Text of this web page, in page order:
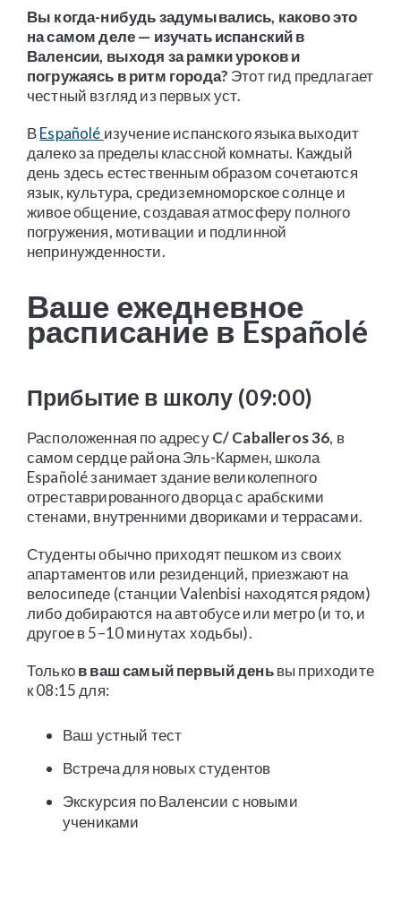
Вы когда-нибудь задумывались, каково это
на самом деле — изучать испанский в
Валенсии, выходя за рамки уроков и
погружаясь в ритм города? Этот гид предлагает
честный взгляд из первых уст.
ВEspañolé изучение испанского языка выходит
далеко за пределы классной комнаты. Каждый
день здесь естественным образом сочетаются
язык, культура, средиземноморское солнце и
живое общение, создавая атмосферу полного
погружения, мотивации и подлинной
непринужденности.
Ваше ежедневное
расписание в Españolé
Прибытие в школу (09:00)
Расположенная по адресуC/ Caballeros 36, в
самом сердце района Эль-Кармен, школа
Españolé занимает здание великолепного
отреставрированного дворца с арабскими
стенами, внутренними двориками и террасами.
Студенты обычно приходят пешком из своих
апартаментов или резиденций, приезжают на
велосипеде (станции Valenbisi находятся рядом)
либо добираются на автобусе или метро (и то, и
другое в 5–10 минутах ходьбы).
Тольков ваш самый первый деньвы приходите
к 08:15 для:
Ваш устный тест
Встреча для новых студентов
Экскурсия по Валенсии с новыми
учениками